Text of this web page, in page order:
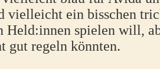
vielleicht ein bisschen
Held:innen spielen will,
gut regeln könnten.